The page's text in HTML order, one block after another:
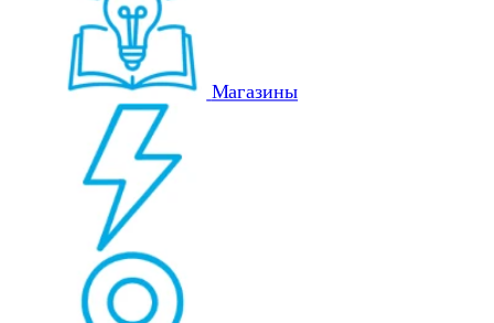
Магазины